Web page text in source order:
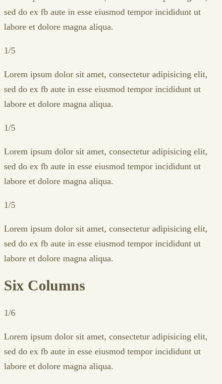
sed do ex fb aute in esse eiusmod tempor incididunt ut
labore et dolore magna aliqua.
1/5
Lorem ipsum dolor sit amet, consectetur adipisicing elit,
sed do ex fb aute in esse eiusmod tempor incididunt ut
labore et dolore magna aliqua.
1/5
Lorem ipsum dolor sit amet, consectetur adipisicing elit,
sed do ex fb aute in esse eiusmod tempor incididunt ut
labore et dolore magna aliqua.
1/5
Lorem ipsum dolor sit amet, consectetur adipisicing elit,
sed do ex fb aute in esse eiusmod tempor incididunt ut
labore et dolore magna aliqua.
Six Columns
1/6
Lorem ipsum dolor sit amet, consectetur adipisicing elit,
sed do ex fb aute in esse eiusmod tempor incididunt ut
labore et dolore magna aliqua.